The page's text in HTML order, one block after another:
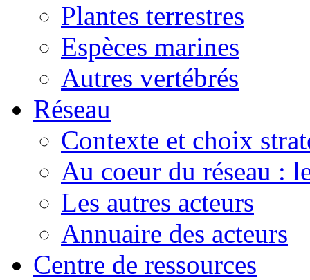
Plantes terrestres
Espèces marines
Autres vertébrés
Réseau
Contexte et choix
Au coeur du réseau :
Les autres acteurs
Annuaire des acteurs
Centre de ressources